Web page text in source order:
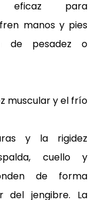
eficaz para
manos y pies
de pesadez o
muscular y el frío
y la rigidez
cuello y
de forma
del jengibre. La